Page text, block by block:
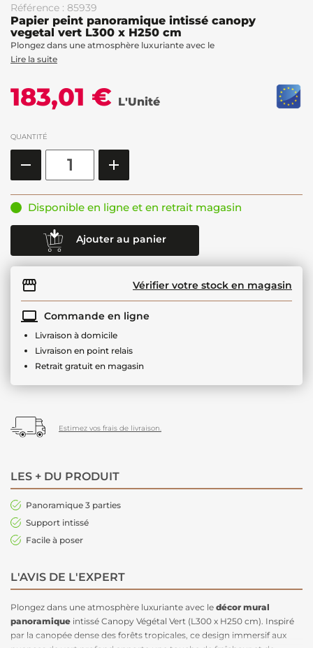
Référence : 85939
Papier peint panoramique intissé canopy
vegetal vert L300 x H250 cm
Plongez dans une atmosphère luxuriante avec le
Lire la suite
183,01 € L'Unité
QUANTITÉ
Disponible en ligne et en retrait magasin
Ajouter au panier
Vérifier votre stock en magasin
Commande en ligne
Livraison à domicile
Livraison en point relais
Retrait gratuit en magasin
Estimez vos frais de livraison.
LES + DU PRODUIT
Panoramique 3 parties
Support intissé
Facile à poser
L'AVIS DE L'EXPERT
Plongez dans une atmosphère luxuriante avec le décor mural
panoramique intissé Canopy Végétal Vert (L300 x H250 cm). Inspiré
par la canopée dense des forêts tropicales, ce design immersif aux